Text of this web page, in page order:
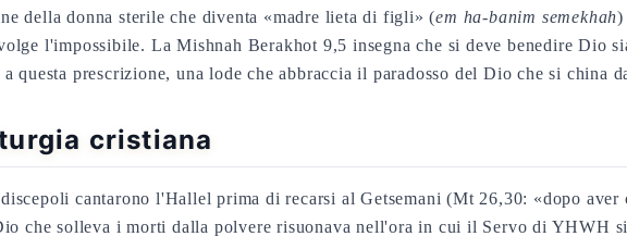
della donna sterile che diventa «madre lieta di figli» (em ha-banim semekhah)
l'impossibile. La Mishnah Berakhot 9,5 insegna che si deve benedire Dio
a questa prescrizione, una lode che abbraccia il paradosso del Dio che si china
cristiana
cantarono l'Hallel prima di recarsi al Getsemani (Mt 26,30: «dopo
che solleva i morti dalla polvere risuonava nell'ora in cui il Servo di YHWH